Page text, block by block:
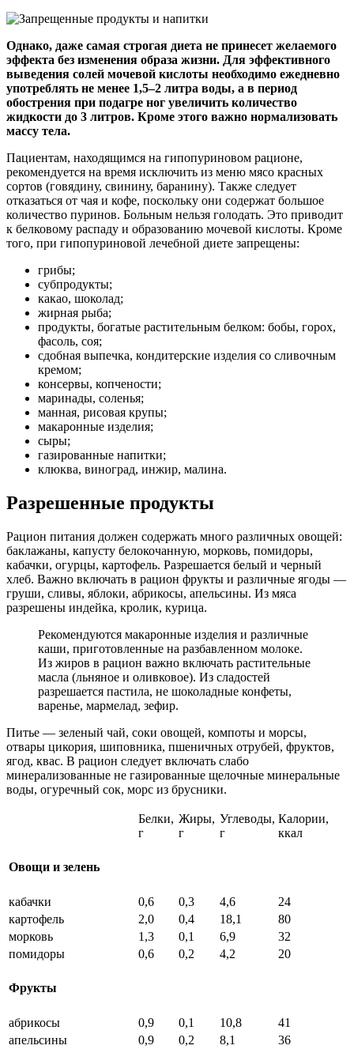
Однако, даже самая строгая диета не принесет желаемого
эффекта без изменения образа жизни. Для эффективного
выведения солей мочевой кислоты необходимо ежедневно
употреблять не менее 1,5–2 литра воды, а в период
обострения при подагре ног увеличить количество
жидкости до 3 литров. Кроме этого важно нормализовать
массу тела.
Пациентам, находящимся на гипопуриновом рационе,
рекомендуется на время исключить из меню мясо красных
сортов (говядину, свинину, баранину). Также следует
отказаться от чая и кофе, поскольку они содержат большое
количество пуринов. Больным нельзя голодать. Это приводит
к белковому распаду и образованию мочевой кислоты. Кроме
того, при гипопуриновой лечебной диете запрещены:
грибы;
субпродукты;
какао, шоколад;
жирная рыба;
продукты, богатые растительным белком: бобы, горох,
фасоль, соя;
сдобная выпечка, кондитерские изделия со сливочным
кремом;
консервы, копчености;
маринады, соленья;
манная, рисовая крупы;
макаронные изделия;
сыры;
газированные напитки;
клюква, виноград, инжир, малина.
Разрешенные продукты
Рацион питания должен содержать много различных овощей:
баклажаны, капусту белокочанную, морковь, помидоры,
кабачки, огурцы, картофель. Разрешается белый и черный
хлеб. Важно включать в рацион фрукты и различные ягоды —
груши, сливы, яблоки, абрикосы, апельсины. Из мяса
разрешены индейка, кролик, курица.
Рекомендуются макаронные изделия и различные
каши, приготовленные на разбавленном молоке.
Из жиров в рацион важно включать растительные
масла (льняное и оливковое). Из сладостей
разрешается пастила, не шоколадные конфеты,
варенье, мармелад, зефир.
Питье — зеленый чай, соки овощей, компоты и морсы,
отвары цикория, шиповника, пшеничных отрубей, фруктов,
ягод, квас. В рацион следует включать слабо
минерализованные не газированные щелочные минеральные
воды, огуречный сок, морс из брусники.
Белки,
г
Жиры,
г
Углеводы,
г
Калории,
ккал
Овощи и зелень
кабачки 0,6 0,3 4,6
24
картофель
2,0 0,4 18,1
80
морковь
1,3 0,1 6,9
32
помидоры
0,6 0,2 4,2 20
Фрукты
абрикосы 0,9 0,1 10,8
41
апельсины
0,9 0,2 8,1
36